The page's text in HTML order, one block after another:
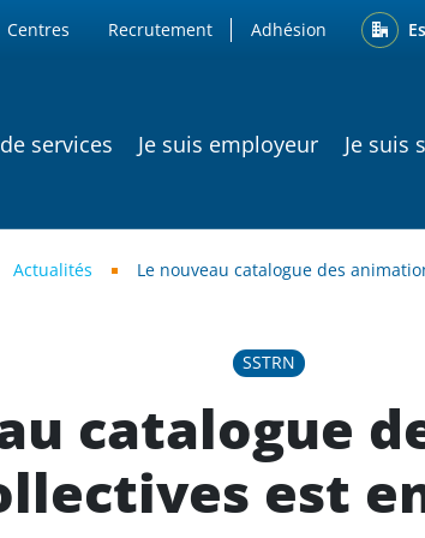
Centres Recrutement Adhésion
services Je suis employeur Je suis
Actualités Le nouveau catalogue des
SSTRN
catalogue
est